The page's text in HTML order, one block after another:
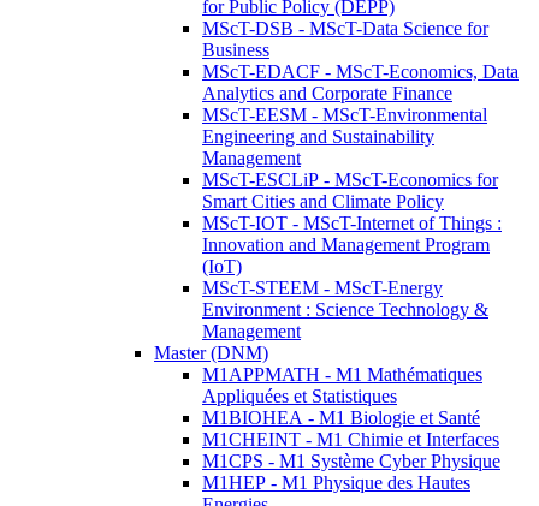
for Public Policy (DEPP)
MScT-DSB - MScT-Data Science for
Business
MScT-EDACF - MScT-Economics, Data
Analytics and Corporate Finance
MScT-EESM - MScT-Environmental
Engineering and Sustainability
Management
MScT-ESCLiP - MScT-Economics for
Smart Cities and Climate Policy
MScT-IOT - MScT-Internet of Things :
Innovation and Management Program
(IoT)
MScT-STEEM - MScT-Energy
Environment : Science Technology &
Management
Master (DNM)
M1APPMATH - M1 Mathématiques
Appliquées et Statistiques
M1BIOHEA - M1 Biologie et Santé
M1CHEINT - M1 Chimie et Interfaces
M1CPS - M1 Système Cyber Physique
M1HEP - M1 Physique des Hautes